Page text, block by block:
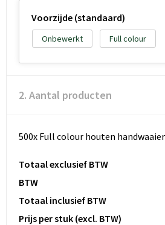
Voorzijde (standaard)
Onbewerkt Full colour
2. Aantal producten
500x Full colour houten handwaaier
Totaal exclusief BTW
BTW
Totaal inclusief BTW
Prijs per stuk (excl. BTW)